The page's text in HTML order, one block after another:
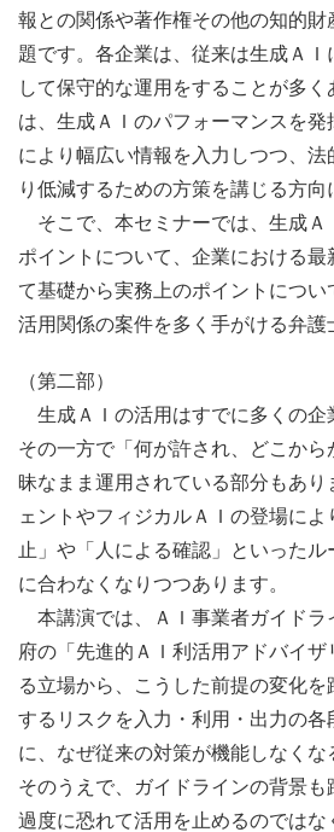
報との関係や著作権その他の知的財
題です。各企業は、従来は生成Ａ
して保守的な運用をすることが多
は、生成ＡＩのパフォーマンスを発
により幅広い情報を入力しつつ、
り低減するための方策を講じる方向
そこで、本セミナーでは、生成Ａ
ポイントについて、企業における最
て基礎から実務上のポイントについ
活用関係の案件を多く手がける弁護
（第二部）
生成ＡＩの活用はすでに多くの企
その一方で「何が許され、どこか
昧なまま運用されている部分もあ
ェントやフィジカルＡＩの登場に
止」や「人による確認」といった
に合わなくなりつつあります。
本講演では、ＡＩ事業者ガイドラ
府の「先進的ＡＩ利活用アドバイ
る立場から、こうした前提の変化を
するリスクを入力・利用・出力の各
に、なぜ従来の対策が機能しなくな
そのうえで、ガイドラインの背景
過度に恐れて活用を止めるのではな